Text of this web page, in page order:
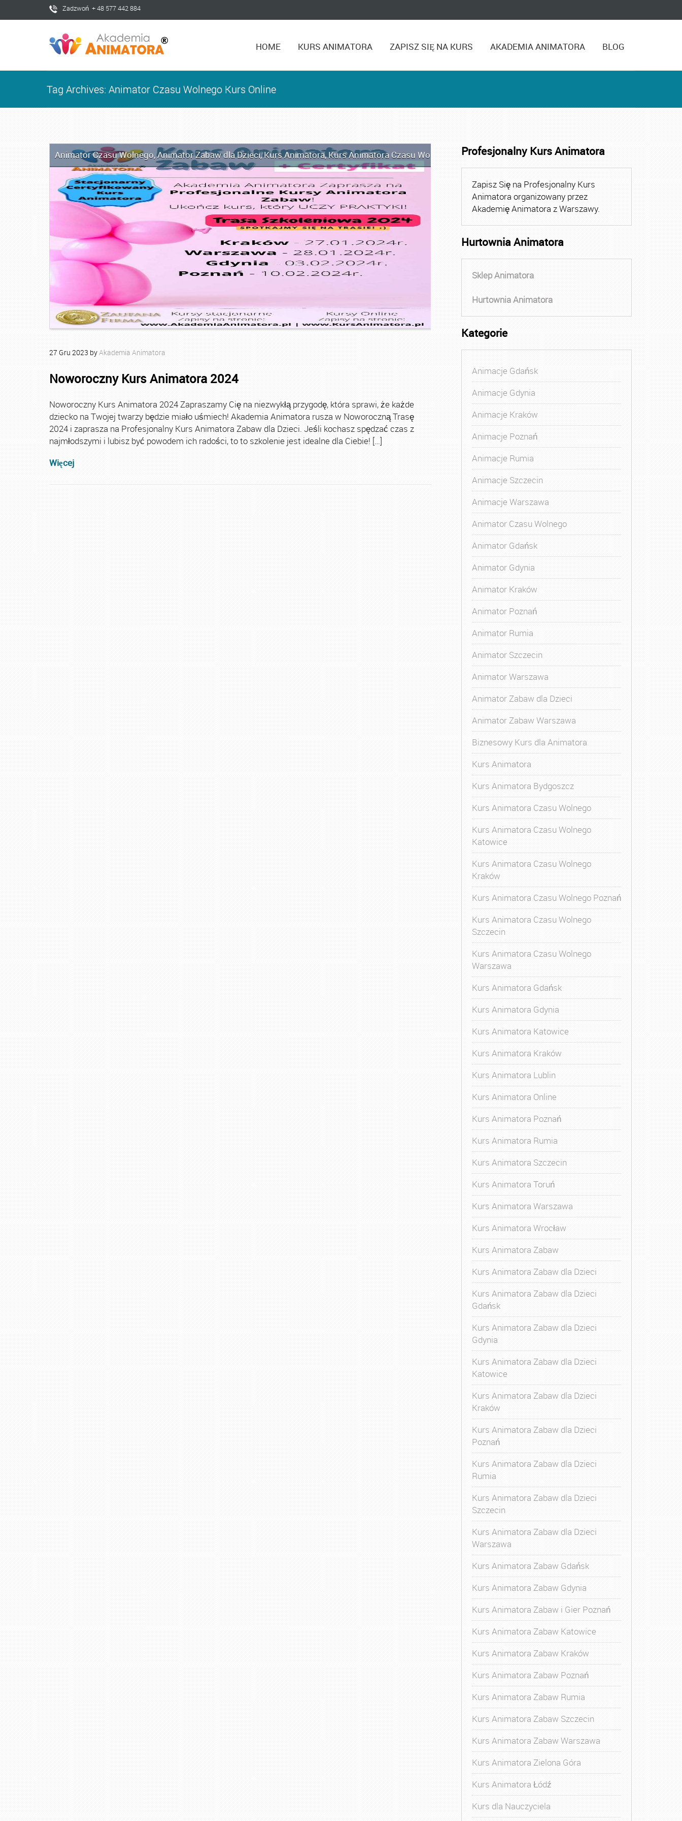
Zadzwoń + 48 577 442 884
HOME KURS ANIMATORA ZAPISZ SIĘ NA KURS AKADEMIA ANIMATORA BLOG
Tag Archives: Animator Czasu Wolnego Kurs Online
Animator Czasu Wolnego,Animator Zabaw dla Dzieci,Kurs Animatora,Kurs Animatora Czasu Wolnego Kurs Animatora Czasu Wolnego Warszawa
27 Gru 2023 byAkademia Animatora
Noworoczny Kurs Animatora 2024
Noworoczny Kurs Animatora 2024 Zapraszamy Cię na niezwykłą przygodę, która sprawi, że każde
dziecko na Twojej twarzy będzie miało uśmiech! Akademia Animatora rusza w Noworoczną Trasę
2024 i zaprasza na Profesjonalny Kurs Animatora Zabaw dla Dzieci. Jeśli kochasz spędzać czas z
najmłodszymi i lubisz być powodem ich radości, to to szkolenie jest idealne dla Ciebie! […]
Więcej
Profesjonalny Kurs Animatora
Zapisz Się na Profesjonalny Kurs
Animatora organizowany przez
Akademię Animatora z Warszawy.
Hurtownia Animatora
Sklep Animatora
Hurtownia Animatora
Kategorie
Animacje Gdańsk
Animacje Gdynia
Animacje Kraków
Animacje Poznań
Animacje Rumia
Animacje Szczecin
Animacje Warszawa
Animator Czasu Wolnego
Animator Gdańsk
Animator Gdynia
Animator Kraków
Animator Poznań
Animator Rumia
Animator Szczecin
Animator Warszawa
Animator Zabaw dla Dzieci
Animator Zabaw Warszawa
Biznesowy Kurs dla Animatora
Kurs Animatora
Kurs Animatora Bydgoszcz
Kurs Animatora Czasu Wolnego
Kurs Animatora Czasu Wolnego
Katowice
Kurs Animatora Czasu Wolnego
Kraków
Kurs Animatora Czasu Wolnego Poznań
Kurs Animatora Czasu Wolnego
Szczecin
Kurs Animatora Czasu Wolnego
Warszawa
Kurs Animatora Gdańsk
Kurs Animatora Gdynia
Kurs Animatora Katowice
Kurs Animatora Kraków
Kurs Animatora Lublin
Kurs Animatora Online
Kurs Animatora Poznań
Kurs Animatora Rumia
Kurs Animatora Szczecin
Kurs Animatora Toruń
Kurs Animatora Warszawa
Kurs Animatora Wrocław
Kurs Animatora Zabaw
Kurs Animatora Zabaw dla Dzieci
Kurs Animatora Zabaw dla Dzieci
Gdańsk
Kurs Animatora Zabaw dla Dzieci
Gdynia
Kurs Animatora Zabaw dla Dzieci
Katowice
Kurs Animatora Zabaw dla Dzieci
Kraków
Kurs Animatora Zabaw dla Dzieci
Poznań
Kurs Animatora Zabaw dla Dzieci
Rumia
Kurs Animatora Zabaw dla Dzieci
Szczecin
Kurs Animatora Zabaw dla Dzieci
Warszawa
Kurs Animatora Zabaw Gdańsk
Kurs Animatora Zabaw Gdynia
Kurs Animatora Zabaw i Gier Poznań
Kurs Animatora Zabaw Katowice
Kurs Animatora Zabaw Kraków
Kurs Animatora Zabaw Poznań
Kurs Animatora Zabaw Rumia
Kurs Animatora Zabaw Szczecin
Kurs Animatora Zabaw Warszawa
Kurs Animatora Zielona Góra
Kurs Animatora Łódź
Kurs dla Nauczyciela